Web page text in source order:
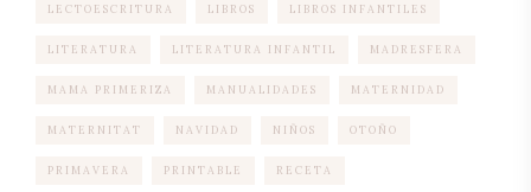
LECTOESCRITURA LIBROS LIBROS INFANTILES
LITERATURA LITERATURA INFANTIL MADRESFERA
MAMA PRIMERIZA MANUALIDADES MATERNIDAD
MATERNITAT NAVIDAD NIÑOS OTOÑO
PRIMAVERA PRINTABLE RECETA